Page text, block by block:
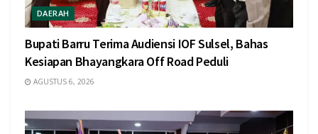
DAERAH
Bupati Barru Terima Audiensi IOF Sulsel, Bahas
Kesiapan Bhayangkara Off Road Peduli
AGUSTUS 6, 2026